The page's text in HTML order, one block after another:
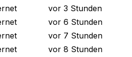
vor 3 Stunden
vor 6 Stunden
vor 7 Stunden
vor 8 Stunden